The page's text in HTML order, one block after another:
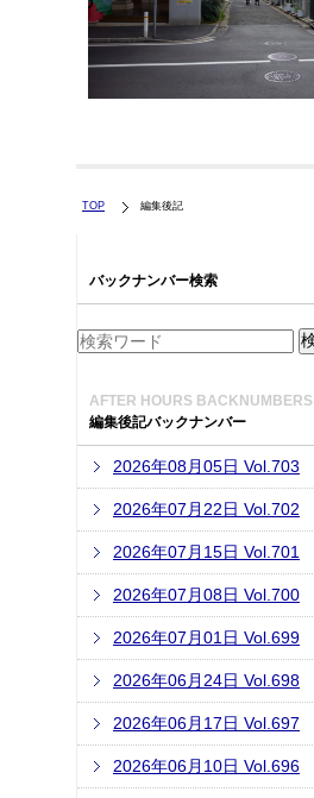
TOP 編集後記
バックナンバー検索
AFTER HOURS BACKNUMBERS
編集後記バックナンバー
2026年08月05日 Vol.703
2026年07月22日 Vol.702
2026年07月15日 Vol.701
2026年07月08日 Vol.700
2026年07月01日 Vol.699
2026年06月24日 Vol.698
2026年06月17日 Vol.697
2026年06月10日 Vol.696